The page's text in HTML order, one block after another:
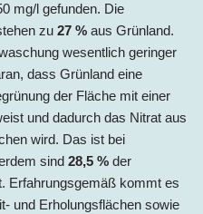
mg/l gefunden. Die
zu 27 % aus Grünland.
wesentlich geringer
dass Grünland eine
der Fläche mit einer
und dadurch das Nitrat aus
wird. Das ist bei
sind 28,5 % der
Erfahrungsgemäß kommt es
und Erholungsflächen sowie